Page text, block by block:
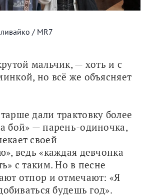
/ MR7
мальчик, — хоть и с
но всё же объясняет
дали трактовку более
бой» — парень-одиночка,
своей
ведь «каждая девчонка
с таким. Но в песне
отпор и отмечают: «Я
будешь год».